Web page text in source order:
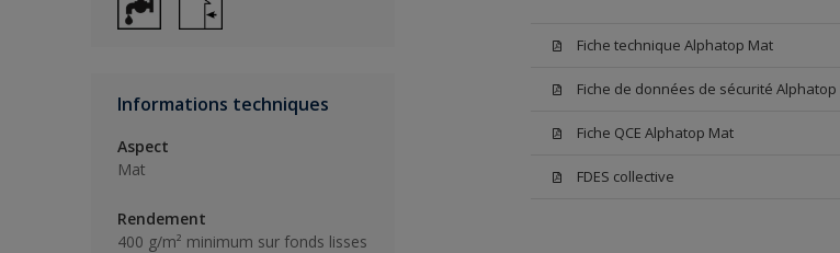
Informations techniques
Aspect
Mat
Rendement
400 g/m² minimum sur fonds lisses
Fiche technique Alphatop Mat
Fiche de données de sécurité Alphatop
Fiche QCE Alphatop Mat
FDES collective